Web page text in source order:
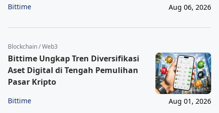
Bittime Aug 06, 2026
Blockchain / Web3
Bittime Ungkap Tren Diversifikasi
Aset Digital di Tengah Pemulihan
Pasar Kripto
Bittime Aug 01, 2026